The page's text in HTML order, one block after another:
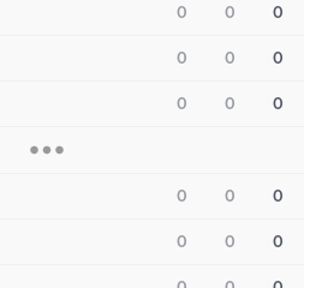
0 0 0
0 0 0
0 0 0
0 0 0
0 0 0